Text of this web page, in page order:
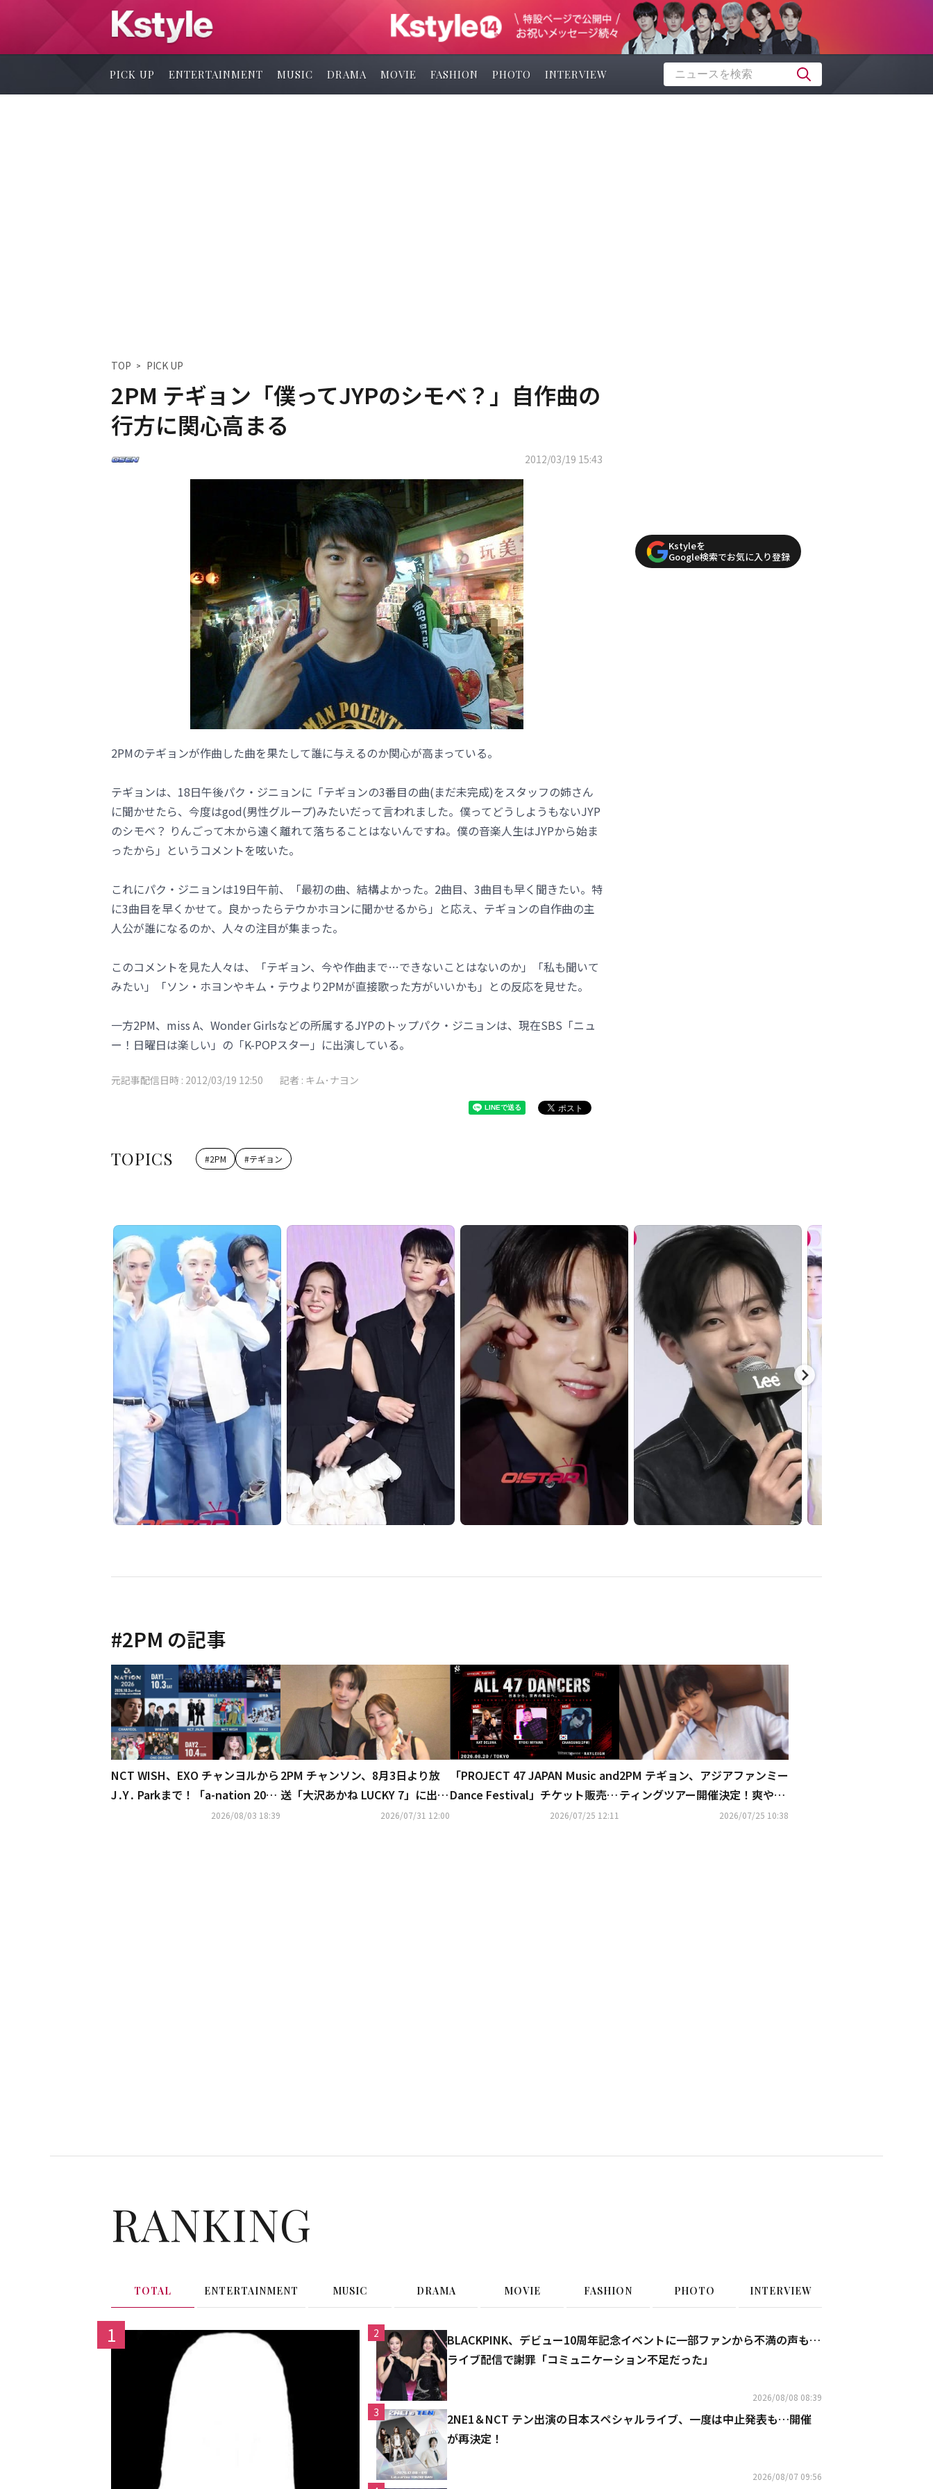
PICK UP ENTERTAINMENT MUSIC DRAMA MOVIE FASHION PHOTO INTERVIEW
TOP PICK UP
2PM テギョン「僕ってJYPのシモベ？」自作曲の
行方に関心高まる
2012/03/19 15:43
2PMのテギョンが作曲した曲を果たして誰に与えるのか関心が高まっている。
テギョンは、18日午後パク・ジニョンに「テギョンの3番目の曲(まだ未完成)をスタッフの姉さん
に聞かせたら、今度はgod(男性グループ)みたいだって言われました。僕ってどうしようもないJYP
のシモベ？ りんごって木から遠く離れて落ちることはないんですね。僕の音楽人生はJYPから始ま
ったから」というコメントを呟いた。
これにパク・ジニョンは19日午前、「最初の曲、結構よかった。2曲目、3曲目も早く聞きたい。特
に3曲目を早くかせて。良かったらテウかホヨンに聞かせるから」と応え、テギョンの自作曲の主
人公が誰になるのか、人々の注目が集まった。
このコメントを見た人々は、「テギョン、今や作曲まで…できないことはないのか」「私も聞いて
みたい」「ソン・ホヨンやキム・テウより2PMが直接歌った方がいいかも」との反応を見せた。
一方2PM、miss A、Wonder Girlsなどの所属するJYPのトップパク・ジニョンは、現在SBS「ニュ
ー！日曜日は楽しい」の「K-POPスター」に出演している。
元記事配信日時 : 2012/03/19 12:50 記者 : キム･ナヨン
TOPICS #2PM #テギョン
Kstyleを
Google検索でお気に入り登録
#2PM の記事
NCT WISH、EXO チャンヨルから
J․Y․ Parkまで！「a-nation 202
6」第1弾出演アーティスト発表
2026/08/03 18:39
2PM チャンソン、8月3日より放
送「大沢あかね LUCKY 7」に出
演！オフの日の過ごし方＆体づく
2026/07/31 12:00
「PROJECT 47 JAPAN Music and
Dance Festival」チケット販売開
2026/07/25 12:11
2PM テギョン、アジアファンミー
ティングツアー開催決定！爽やか
2026/07/25 10:38
RANKING
TOTAL ENTERTAINMENT MUSIC DRAMA MOVIE FASHION PHOTO INTERVIEW
1 2
BLACKPINK、デビュー10周年記念イベントに一部ファンから不満の声も…
ライブ配信で謝罪「コミュニケーション不足だった」
2026/08/08 08:39
3
2NE1＆NCT テン出演の日本スペシャルライブ、一度は中止発表も…開催
が再決定！
2026/08/07 09:56